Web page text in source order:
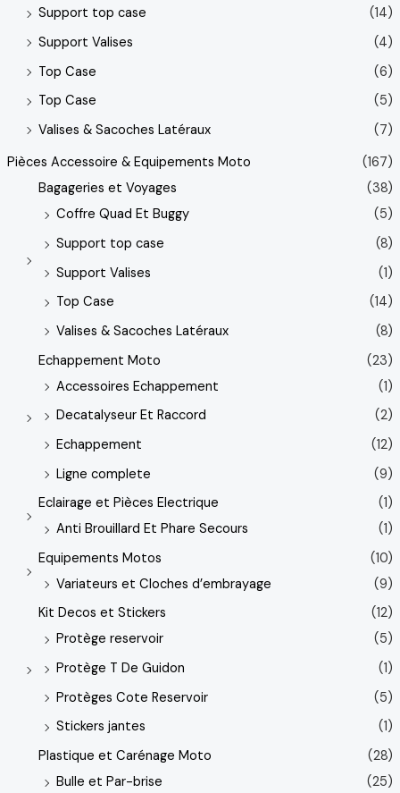
Support top case
(14)
Support Valises
(4)
Top Case
(6)
Top Case
(5)
Valises & Sacoches Latéraux
(7)
Pièces Accessoire & Equipements Moto
(167)
Bagageries et Voyages
(38)
Coffre Quad Et Buggy
(5)
Support top case
(8)
Support Valises
(1)
Top Case
(14)
Valises & Sacoches Latéraux
(8)
Echappement Moto
(23)
Accessoires Echappement
(1)
Decatalyseur Et Raccord
(2)
Echappement
(12)
Ligne complete
(9)
Eclairage et Pièces Electrique
(1)
Anti Brouillard Et Phare Secours
(1)
Equipements Motos
(10)
Variateurs et Cloches d’embrayage
(9)
Kit Decos et Stickers
(12)
Protège reservoir
(5)
Protège T De Guidon
(1)
Protèges Cote Reservoir
(5)
Stickers jantes
(1)
Plastique et Carénage Moto
(28)
Bulle et Par-brise
(25)